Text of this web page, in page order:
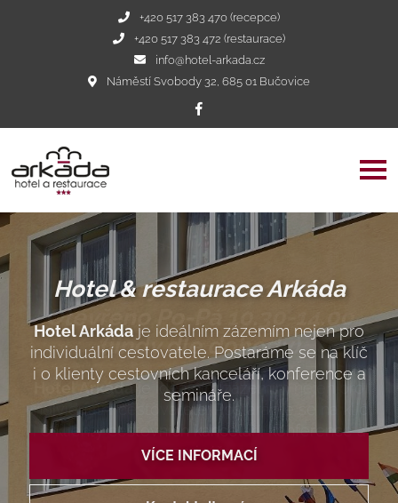
+420 517 383 470 (recepce)
+420 517 383 472 (restaurace)
info@hotel-arkada.cz
Náměstí Svobody 32, 685 01 Bučovice
Vynikající restaurace -
Otevřeno Po-Pá 10.30-14.00
(jindy dle dohody)
Hotel Arkádaje ideálním zázemím nejen pro
individuální cestovatele. Postaráme se na klíč
i o klienty cestovních kanceláří, konference a
semináře.